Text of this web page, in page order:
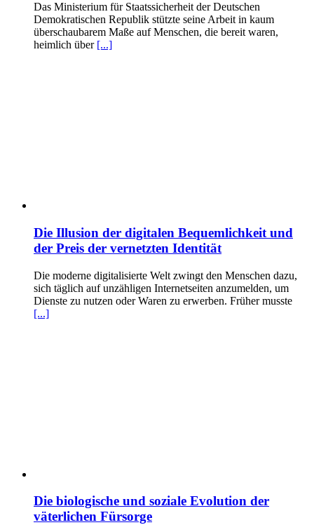
Das Ministerium für Staatssicherheit der Deutschen
Demokratischen Republik stützte seine Arbeit in kaum
überschaubarem Maße auf Menschen, die bereit waren,
heimlich über [...]
Die Illusion der digitalen Bequemlichkeit und
der Preis der vernetzten Identität
Die moderne digitalisierte Welt zwingt den Menschen dazu,
sich täglich auf unzähligen Internetseiten anzumelden, um
Dienste zu nutzen oder Waren zu erwerben. Früher musste
[...]
Die biologische und soziale Evolution der
väterlichen Fürsorge